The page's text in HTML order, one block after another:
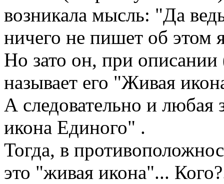
возникала мысль: "Да
ничего не пишет об этом
Но зато он, при
называет его "Живая
А следовательно и
икона Единого" .
Тогда, в
это "живая икона"...